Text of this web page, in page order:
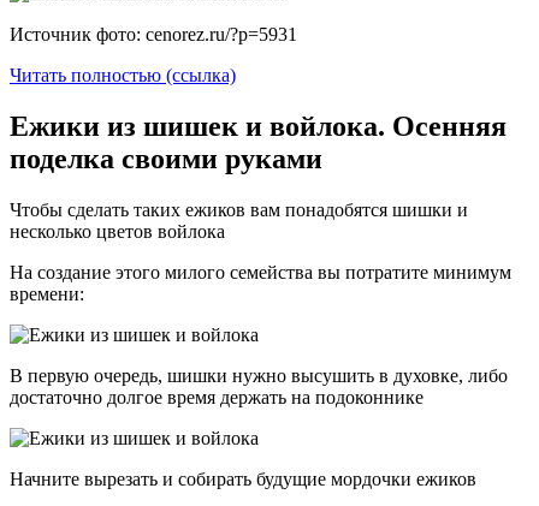
Источник фото: cenorez.ru/?p=5931
Читать полностью (ссылка)
Ежики из шишек и войлока. Осенняя
поделка своими руками
Чтобы сделать таких ежиков вам понадобятся шишки и
несколько цветов войлока
На создание этого милого семейства вы потратите минимум
времени:
В первую очередь, шишки нужно высушить в духовке, либо
достаточно долгое время держать на подоконнике
Начните вырезать и собирать будущие мордочки ежиков